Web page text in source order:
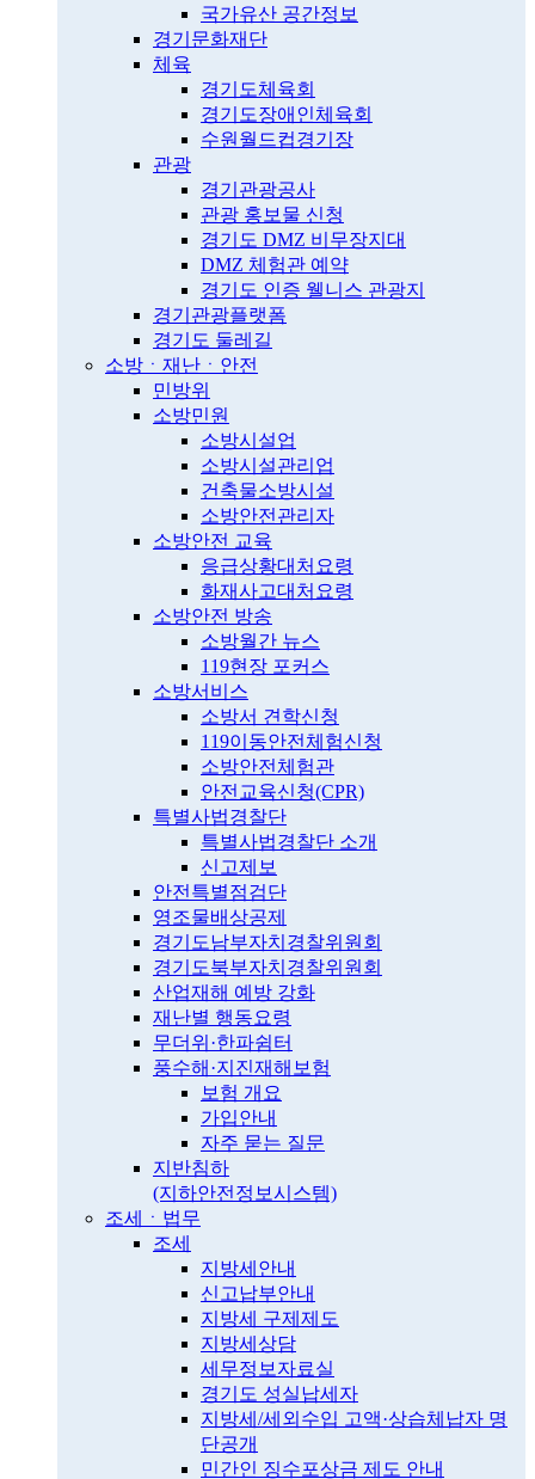
국가유산 공간정보
경기문화재단
체육
경기도체육회
경기도장애인체육회
수원월드컵경기장
관광
경기관광공사
관광 홍보물 신청
경기도 DMZ 비무장지대
DMZ 체험관 예약
경기도 인증 웰니스 관광지
경기관광플랫폼
경기도 둘레길
소방ㆍ재난ㆍ안전
민방위
소방민원
소방시설업
소방시설관리업
건축물소방시설
소방안전관리자
소방안전 교육
응급상황대처요령
화재사고대처요령
소방안전 방송
소방월간 뉴스
119현장 포커스
소방서비스
소방서 견학신청
119이동안전체험신청
소방안전체험관
안전교육신청(CPR)
특별사법경찰단
특별사법경찰단 소개
신고제보
안전특별점검단
영조물배상공제
경기도남부자치경찰위원회
경기도북부자치경찰위원회
산업재해 예방 강화
재난별 행동요령
무더위·한파쉼터
풍수해·지진재해보험
보험 개요
가입안내
자주 묻는 질문
지반침하
(지하안전정보시스템)
조세ㆍ법무
조세
지방세안내
신고납부안내
지방세 구제제도
지방세상담
세무정보자료실
경기도 성실납세자
지방세/세외수입 고액·상습체납자 명
단공개
민간인 징수포상금 제도 안내